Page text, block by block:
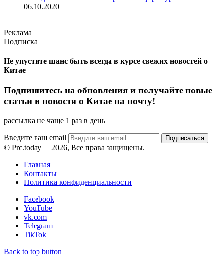
06.10.2020
Реклама
Подписка
Не упустите шанс быть всегда в курсе свежих новостей о
Китае
Подпишитесь на обновления и получайте новые
статьи и новости о Китае на почту!
рассылка не чаще 1 раз в день
Введите ваш email
© Prc.today
2026, Все права защищены.
Главная
Контакты
Политика конфиденциальности
Facebook
YouTube
vk.com
Telegram
TikTok
Back to top button